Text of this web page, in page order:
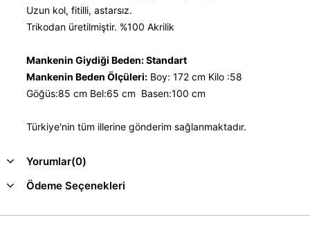
Uzun kol, fitilli, astarsız.
Trikodan üretilmiştir. %100 Akrilik
Mankenin Giydiği Beden: Standart
Mankenin Beden Ölçüleri: Boy: 172 cm Kilo :58
Göğüs:85 cm Bel:65 cm Basen:100 cm
Türkiye'nin tüm illerine gönderim sağlanmaktadır.
Yorumlar(0)
Ödeme Seçenekleri